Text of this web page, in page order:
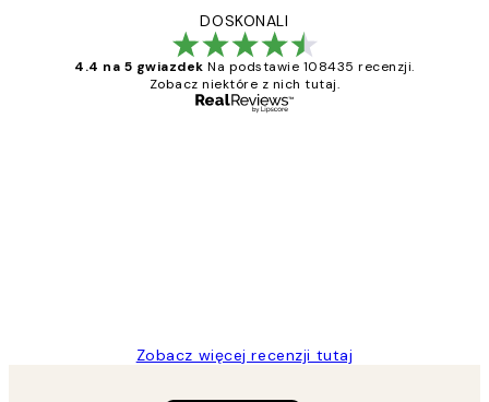
DOSKONALI
4.4 na 5 gwiazdek Na podstawie 108435 recenzji.
Zobacz niektóre z nich tutaj.
Zobacz więcej recenzji tutaj